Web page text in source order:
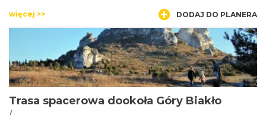
więcej >> DODAJ DO PLANERA
Trasa spacerowa dookoła Góry Biakło